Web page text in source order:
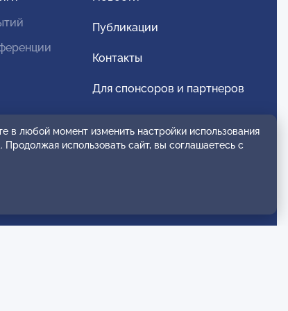
Публикации
Контакты
Для спонсоров и партнеров
в любой момент изменить настройки использования
использовать сайт, вы соглашаетесь с